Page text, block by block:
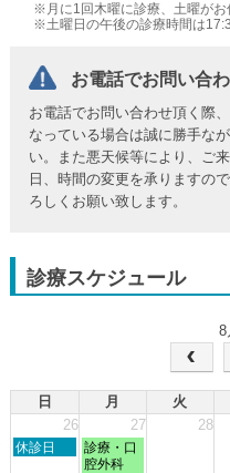
※月に1回木曜に診療、土曜がお
※土曜日の午後の診療時間は
お電話でお問い合
お電話でお問い合わせ頂く際
なっている場合は誠に勝手なが
い。また悪天候等により、ご
日、時間の変更を承りますの
ろしくお願い致します。
診療スケジュール
8
日 月 火
26
27 28
日
休診日
月
曜
診療・口
腔外科